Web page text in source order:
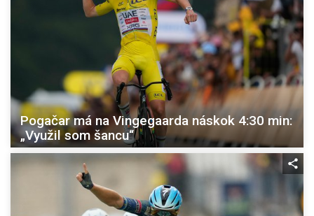
Pogačar má na Vingegaarda náskok 4:30 min:
„Využil som šancu“